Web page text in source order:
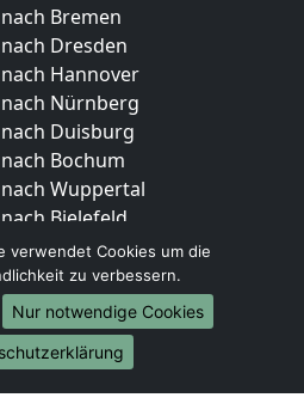
Bremen
Dresden
Hannover
Nürnberg
Duisburg
Bochum
Wuppertal
Bielefeld
Bonn
nach Münster
Brasilien
Brunei Darussalam
verwendet Cookies um die
zu verbessern.
Nur notwendige Cookies